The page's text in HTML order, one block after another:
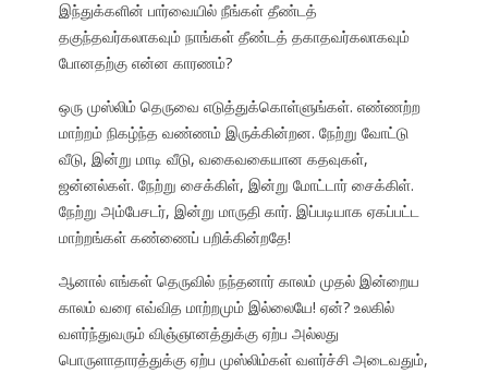
இந்துக்களின் பார்வையில் நீங்கள் தீண்டத்
தகுந்தவர்கலாகவும் நாங்கள் தீண்டத் தகாதவர்கலாகவும்
போனதற்கு என்ன காரணம்?
ஒரு முஸ்லிம் தெருவை எடுத்துக்கொள்ளுங்கள். எண்ணற்ற
மாற்றம் நிகழ்ந்த வண்ணம் இருக்கின்றன. நேற்று வோட்டு
வீடு, இன்று மாடி வீடு, வகைவகையான கதவுகள்,
ஜன்னல்கள். நேற்று சைக்கிள், இன்று மோட்டார் சைக்கிள்.
நேற்று அம்பேசடர், இன்று மாருதி கார். இப்படியாக ஏகப்பட்ட
மாற்றங்கள் கண்ணைப் பறிக்கின்றதே!
ஆனால் எங்கள் தெருவில் நந்தனார் காலம் முதல் இன்றைய
காலம் வரை எவ்வித மாற்றமும் இல்லையே! ஏன்? உலகில்
வளர்ந்துவரும் விஞ்ஞானத்துக்கு ஏற்ப அல்லது
பொருளாதாரத்துக்கு ஏற்ப முஸ்லிம்கள் வளர்ச்சி அடைவதும்,